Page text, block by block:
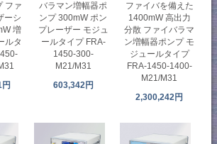
ファ
ーシ
増
ルタ
バラマン増幅器ポ
ンプ 300mW ポン
プレーザー モジュ
ールタイプ FRA-
1450-300-
M21/M31
603,342円
ファイバを備えた
1400mW 高出力
分散 ファイバラマ
ン増幅器ポンプ モ
ジュールタイプ
FRA-1450-1400-
M21/M31
2,300,242円